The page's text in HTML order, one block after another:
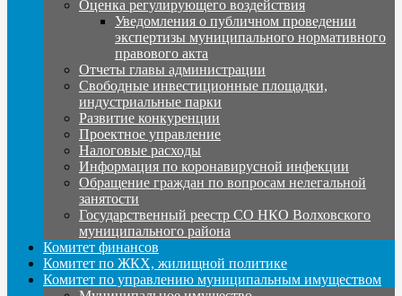
Оценка регулирующего воздействия
Уведомления о публичном проведении
экспертизы муниципального нормативного
правового акта
Отчеты главы администрации
Свободные инвестиционные площадки,
индустриальные парки
Развитие конкуренции
Проектное управление
Налоговые расходы
Информация по коронавирусной инфекции
Обращение граждан по вопросам нелегальной
занятости
Государственный реестр СО НКО Волховского
муниципального района
Комитет финансов
Комитет по ЖКХ, жилищной политике
Комитет по управлению муниципальным имуществом